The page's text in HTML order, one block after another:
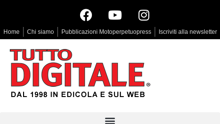
Home Chi siamo Pubblicazioni Motoperpetuopress Iscriviti alla newsletter